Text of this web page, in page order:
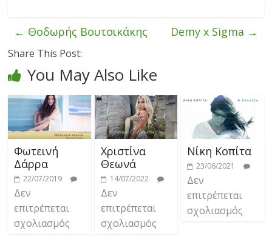
← Θοδωρής Βουτσικάκης Demy x Sigma →
Share This Post:
You May Also Like
Φωτεινή
Δάρρα
22/07/2019
Δεν
επιτρέπεται
σχολιασμός
Χριστίνα
Θεωνά
14/07/2022
Δεν
επιτρέπεται
σχολιασμός
Νίκη Κοπίτα
23/06/2021
Δεν
επιτρέπεται
σχολιασμός